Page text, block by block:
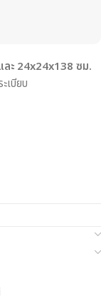
ะ 24x24x138 ซม.
เบียบ